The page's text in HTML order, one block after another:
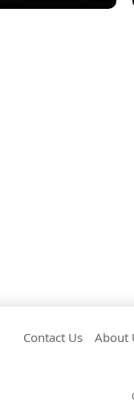
Contact Us About